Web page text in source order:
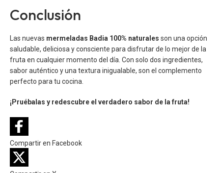
Conclusión
Las nuevas mermeladas Badia 100% naturales son una opción
saludable, deliciosa y consciente para disfrutar de lo mejor de la
fruta en cualquier momento del día. Con solo dos ingredientes,
sabor auténtico y una textura inigualable, son el complemento
perfecto para tu cocina.
¡Pruébalas y redescubre el verdadero sabor de la fruta!
Compartir en Facebook